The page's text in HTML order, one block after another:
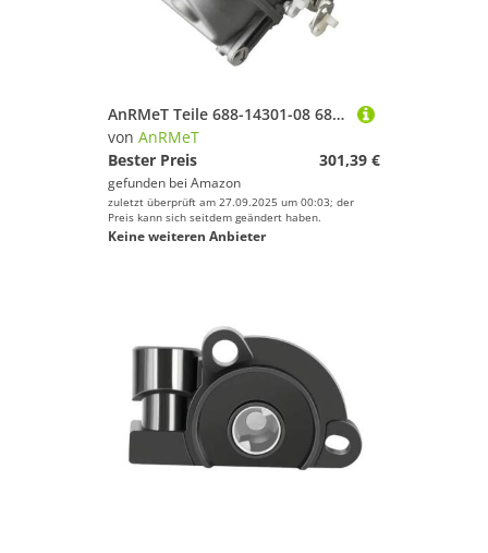
AnRMeT Teile 688-14301-08 688-14302-08 688-14303-08 Vergaserbausatz for YA 2-Takt 50HP 75HP 85HP Bootsmotor
von AnRMeT
Bester Preis
301,39 €
gefunden bei Amazon
zuletzt überprüft am 27.09.2025 um 00:03; der
Preis kann sich seitdem geändert haben.
Keine weiteren Anbieter